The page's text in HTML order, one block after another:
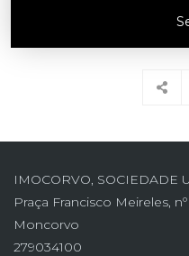
IMOCORVO, SOCIEDADE
Praça Francisco Meireles, nº
Moncorvo
279034100